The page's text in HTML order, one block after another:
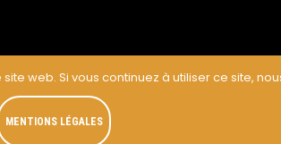
web. Si vous continuez à utiliser ce site,
MENTIONS LÉGALES